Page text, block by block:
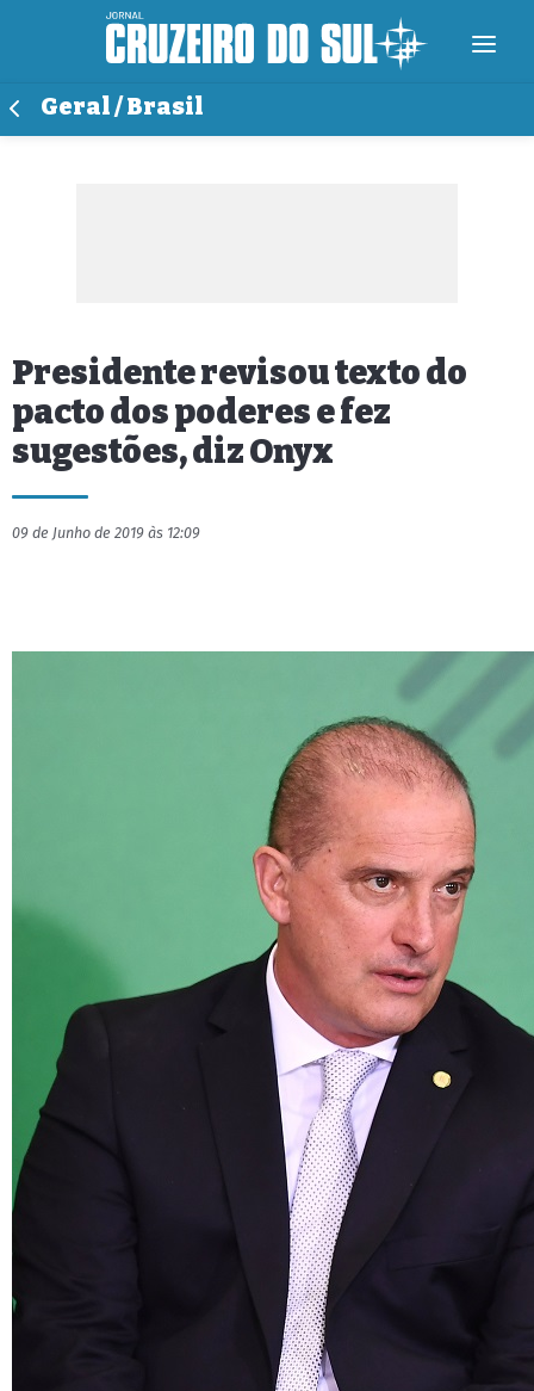
Geral / Brasil
Presidente revisou texto do
pacto dos poderes e fez
sugestões, diz Onyx
09 de Junho de 2019 às 12:09